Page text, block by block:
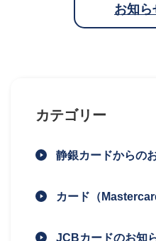
お知ら
カテゴリー
静銀カードからの
カード（
JCBカードのお知